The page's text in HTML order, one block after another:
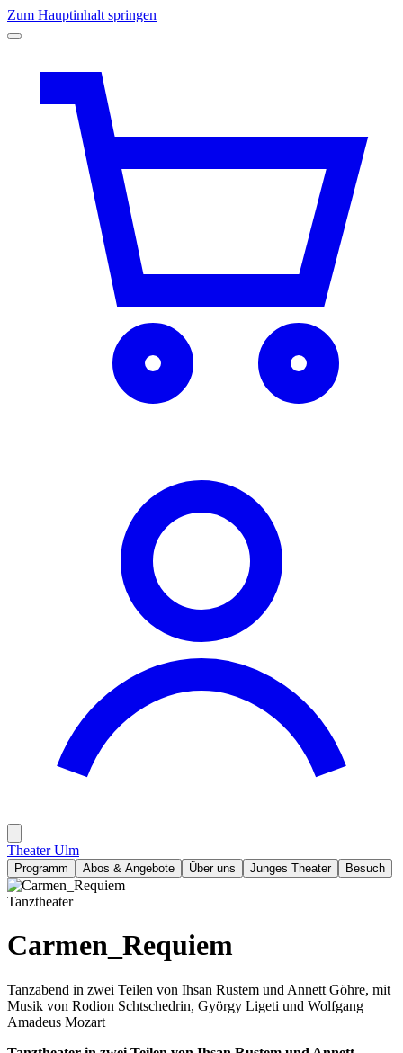
Zum Hauptinhalt springen
Theater Ulm
Programm Abos & Angebote Über uns Junges Theater Besuch
Tanztheater
Carmen_Requiem
Tanzabend in zwei Teilen von Ihsan Rustem und Annett Göhre, mit
Musik von Rodion Schtschedrin, György Ligeti und Wolfgang
Amadeus Mozart